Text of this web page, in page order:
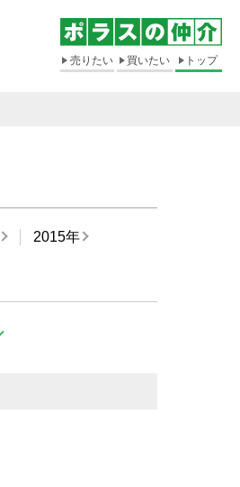
売りたい 買いたい トップ
2015年